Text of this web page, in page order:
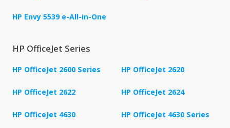
HP Envy 5539 e-All-in-One
HP OfficeJet Series
HP OfficeJet 2600 Series HP OfficeJet 2620
HP OfficeJet 2622 HP OfficeJet 2624
HP OfficeJet 4630 HP OfficeJet 4630 Series